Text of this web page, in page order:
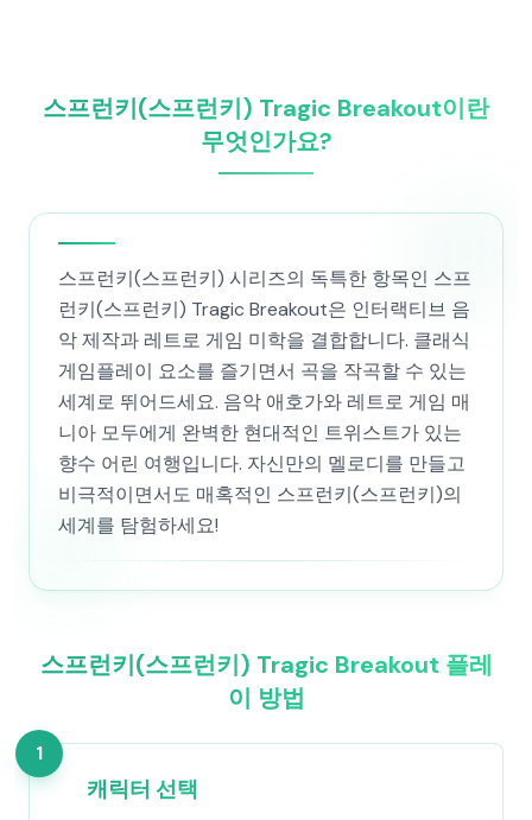
스프런키(스프런키) Tragic Breakout이란
무엇인가요?
스프런키(스프런키) 시리즈의 독특한 항목인 스프
런키(스프런키) Tragic Breakout은 인터랙티브 음
악 제작과 레트로 게임 미학을 결합합니다. 클래식
게임플레이 요소를 즐기면서 곡을 작곡할 수 있는
세계로 뛰어드세요. 음악 애호가와 레트로 게임 매
니아 모두에게 완벽한 현대적인 트위스트가 있는
향수 어린 여행입니다. 자신만의 멜로디를 만들고
비극적이면서도 매혹적인 스프런키(스프런키)의
세계를 탐험하세요!
스프런키(스프런키) Tragic Breakout 플레
이 방법
1
캐릭터 선택